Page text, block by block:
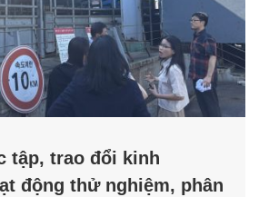
tập, trao đổi kinh
động thử nghiệm, phân